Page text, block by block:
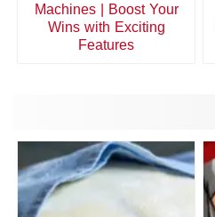
Machines | Boost Your
Wins with Exciting
Features